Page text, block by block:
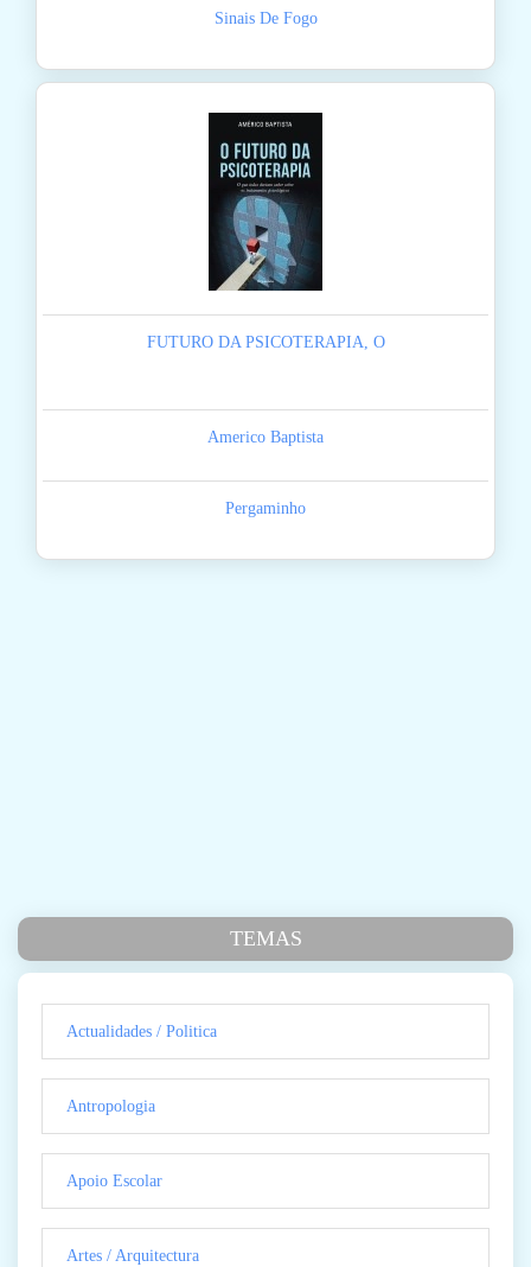
Sinais De Fogo
FUTURO DA PSICOTERAPIA, O
Americo Baptista
Pergaminho
TEMAS
Actualidades / Politica
Antropologia
Apoio Escolar
Artes / Arquitectura